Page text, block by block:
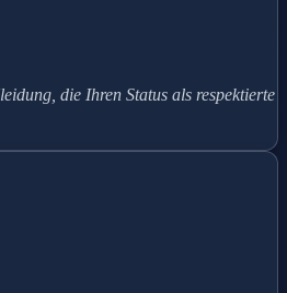
die Ihren Status als respektierte